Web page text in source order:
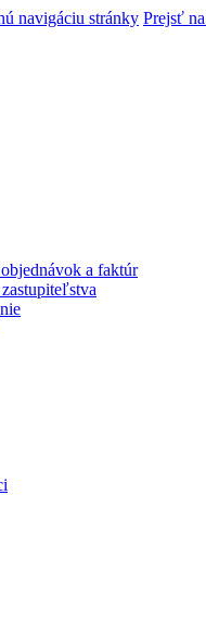
navigáciu stránky Prejsť
a faktúr